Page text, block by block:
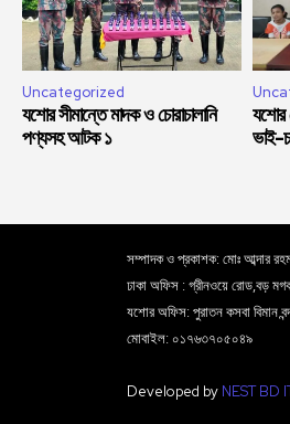
Uncategorized
যশোর সীমান্তে মাদক ও চোরাচালানি
পণ্যসহ আটক ১
যশোর
ভাই-
সম্পাদক ও প্রকাশক: মোঃ আব্দার
ঢাকা অফিস : গ্রীনওয়ে রোড,বড়
যশোর অফিস: পুরাতন কসবা বিমান
মোবাইল: ০১৭৬৩৭০৫০৪৯
Developed by NEST BD